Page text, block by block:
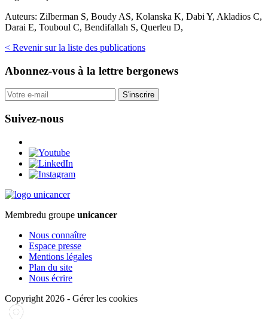
Auteurs: Zilberman S, Boudy AS, Kolanska K, Dabi Y, Akladios C,
Darai E, Touboul C, Bendifallah S, Querleu D,
< Revenir sur la liste des publications
Abonnez-vous à la lettre bergonews
S'inscrire
Suivez-nous
Membredu groupe unicancer
Nous connaître
Espace presse
Mentions légales
Plan du site
Nous écrire
Copyright 2026 - Gérer les cookies